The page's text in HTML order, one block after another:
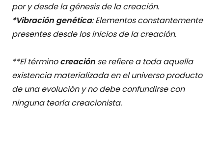
por y desde la génesis de la creación.
*Vibración genética: Elementos constantemente
presentes desde los inicios de la creación.
**El términocreación se refiere a toda aquella
existencia materializada en el universo producto
de una evolución y no debe confundirse con
ninguna teoría creacionista.